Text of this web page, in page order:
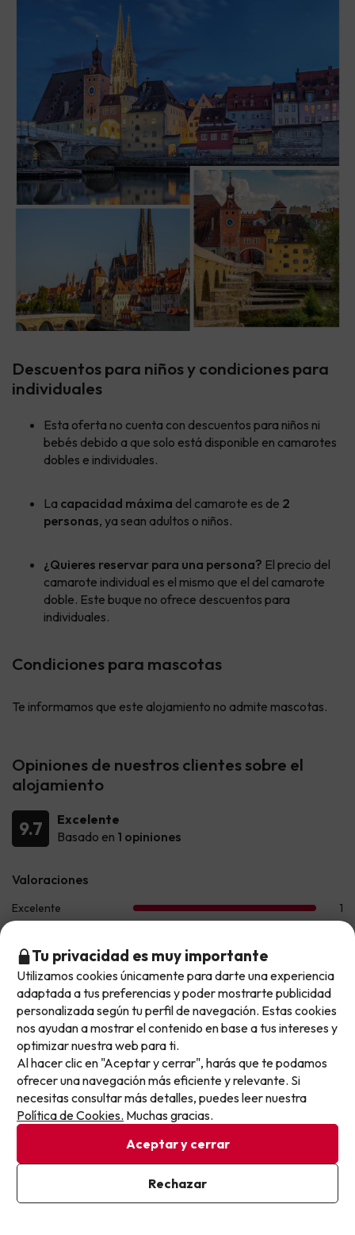
Descuentos para niños y condiciones para
individuales
Esta oferta no cuenta con descuentos para niños ni
bebés debido a que solo está disponible en camarotes
dobles e individuales.
La capacidad máxima del camarote es de 2
personas, ya sean adultos o niños.
¿Quieres reservar para una persona? El precio del
camarote individual es el mismo que el del camarote
doble. Este buque no ofrece descuentos para
individuales.
Condiciones para mascotas
Te informamos que este alojamiento no admite mascotas.
Opiniones de nuestros clientes sobre el
alojamiento
9.7
Excelente
Basado en 1 opiniones
9.7
M Carmen Viajó en pareja
No llegas tarde: llegas al siguiente.
Este chollo ya ha caducado, pero cada día lanzamos
nuevas oportunidades para viajar mejor y pagar
menos.
Apúntate y que el próximo no se te escape.
Pon tu mejor e-mail
Ya estoy suscrito
Al suscribirte, confirmas haber leído y estar de acuerdo con la
Tu privacidad es muy importante
Utilizamos cookies únicamente para darte una experiencia
adaptada a tus preferencias y poder mostrarte publicidad
personalizada según tu perfil de navegación. Estas cookies
nos ayudan a mostrar el contenido en base a tus intereses y
optimizar nuestra web para ti.
Al hacer clic en "Aceptar y cerrar", harás que te podamos
ofrecer una navegación más eficiente y relevante. Si
necesitas consultar más detalles, puedes leer nuestra
Política de Cookies. Muchas gracias.
Aceptar y cerrar
Rechazar